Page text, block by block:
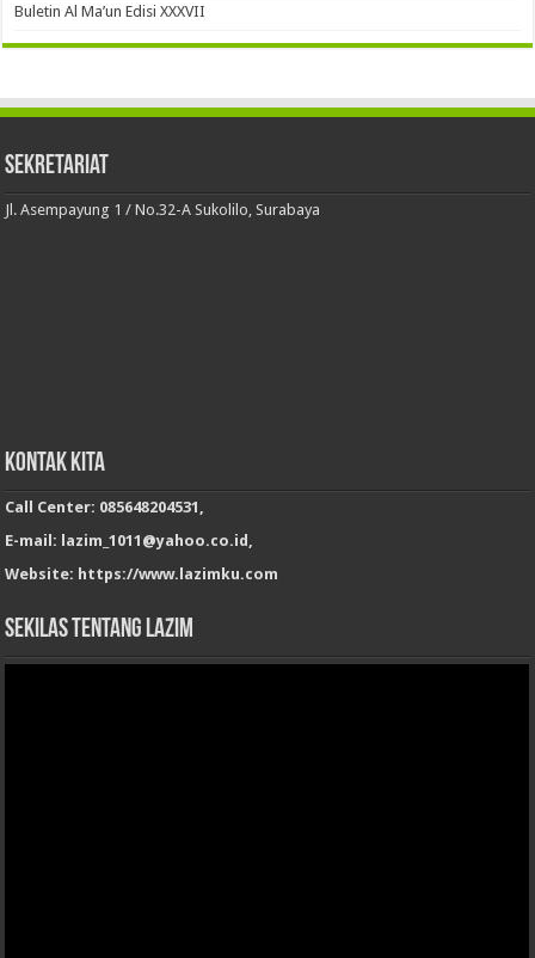
Buletin Al Ma’un Edisi XXXVII
Sekretariat
Jl. Asempayung 1 / No.32-A Sukolilo, Surabaya
Kontak Kita
Call Center: 085648204531,
E-mail: lazim_1011@yahoo.co.id,
Website: https://www.lazimku.com
Sekilas Tentang LAZIM